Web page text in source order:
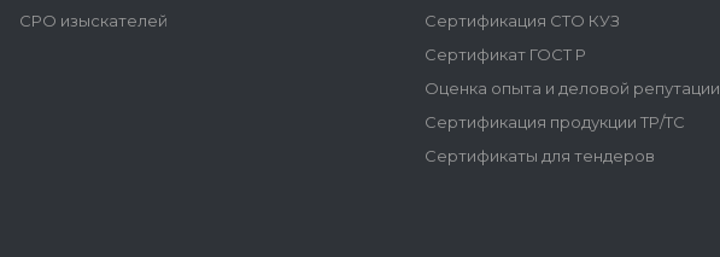
СРО изыскателей
Сертификация СТО КУЗ
Сертификат ГОСТ Р
Оценка опыта и деловой репутации
Сертификация продукции ТР/ТС
Сертификаты для тендеров